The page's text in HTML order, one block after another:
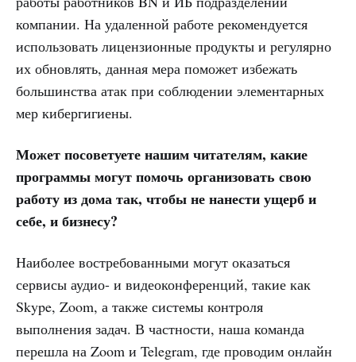
компании. На удаленной работе рекомендуется
использовать лицензионные продукты и регулярно
их обновлять, данная мера поможет избежать
большинства атак при соблюдении элементарных
мер кибергигиены.
Может посоветуете нашим читателям, какие
программы могут помочь организовать свою
работу из дома так, чтобы не нанести ущерб и
себе, и бизнесу?
Наиболее востребованными могут оказаться
сервисы аудио- и видеоконференций, такие как
Skype, Zoom, а также системы контроля
выполнения задач. В частности, наша команда
перешла на Zoom и Telegram, где проводим онлайн